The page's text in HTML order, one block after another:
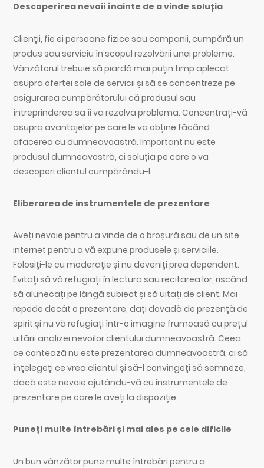
Descoperirea nevoii înainte de a vinde soluția
Clienții, fie ei persoane fizice sau companii, cumpără un
produs sau serviciu în scopul rezolvării unei probleme.
Vânzătorul trebuie să piardă mai puțin timp aplecat
asupra ofertei sale de servicii și să se concentreze pe
asigurarea cumpărătorului că produsul sau
întreprinderea sa îi va rezolva problema. Concentrați-vă
asupra avantajelor pe care le va obține făcând
afacerea cu dumneavoastră. Important nu este
produsul dumneavostră, ci soluția pe care o va
descoperi clientul cumpărându-l.
Eliberarea de instrumentele de prezentare
Aveți nevoie pentru a vinde de o broșură sau de un site
internet pentru a vă expune produsele și serviciile.
Folosiți-le cu moderație și nu deveniți prea dependent.
Evitați să vă refugiați în lectura sau recitarea lor, riscând
să alunecați pe lângă subiect și să uitați de client. Mai
repede decât o prezentare, dați dovadă de prezență de
spirit și nu vă refugiați într-o imagine frumoasă cu prețul
uitării analizei nevoilor clientului dumneavoastră. Ceea
ce contează nu este prezentarea dumneavoastră, ci să
înțelegeți ce vrea clientul și să-l convingeți să semneze,
dacă este nevoie ajutându-vă cu instrumentele de
prezentare pe care le aveți la dispoziție.
Puneți multe întrebări și mai ales pe cele dificile
Un bun vânzător pune multe întrebări pentru a